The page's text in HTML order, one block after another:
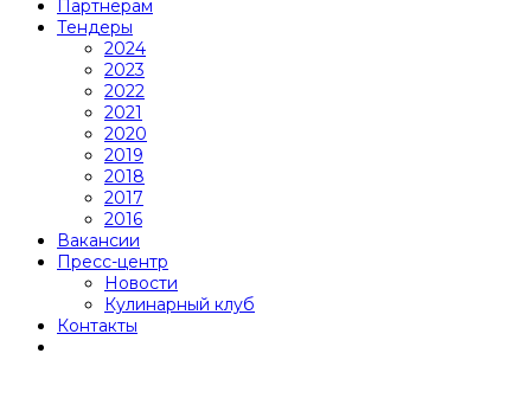
Партнерам
Тендеры
2024
2023
2022
2021
2020
2019
2018
2017
2016
Вакансии
Пресс-центр
Новости
Кулинарный клуб
Контакты